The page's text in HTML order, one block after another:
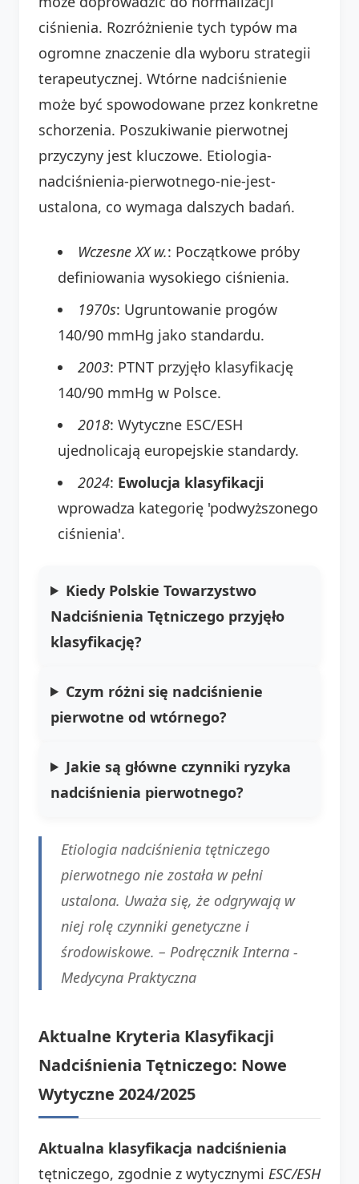
ciśnienia. Rozróżnienie tych typów ma
ogromne znaczenie dla wyboru strategii
terapeutycznej. Wtórne nadciśnienie
może być spowodowane przez konkretne
schorzenia. Poszukiwanie pierwotnej
przyczyny jest kluczowe. Etiologia-
nadciśnienia-pierwotnego-nie-jest-
ustalona, co wymaga dalszych badań.
Wczesne XX w.: Początkowe próby
definiowania wysokiego ciśnienia.
1970s: Ugruntowanie progów
140/90 mmHg jako standardu.
2003: PTNT przyjęło klasyfikację
140/90 mmHg w Polsce.
2018: Wytyczne ESC/ESH
ujednolicają europejskie standardy.
2024: Ewolucja klasyfikacji
wprowadza kategorię 'podwyższonego
ciśnienia'.
Kiedy Polskie Towarzystwo
Nadciśnienia Tętniczego przyjęło
klasyfikację?
Czym różni się nadciśnienie
pierwotne od wtórnego?
Jakie są główne czynniki ryzyka
nadciśnienia pierwotnego?
Etiologia nadciśnienia tętniczego
pierwotnego nie została w pełni
ustalona. Uważa się, że odgrywają w
niej rolę czynniki genetyczne i
środowiskowe. – Podręcznik Interna -
Medycyna Praktyczna
Aktualne Kryteria Klasyfikacji
Nadciśnienia Tętniczego: Nowe
Wytyczne 2024/2025
Aktualna klasyfikacja nadciśnienia
tętniczego, zgodnie z wytycznymi ESC/ESH